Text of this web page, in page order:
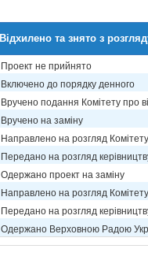
Відхилено та знято з
Проект не прийнято
Включено до порядку денного
Вручено подання Комітету про
Вручено на заміну
Направлено на розгляд Комітету
Передано на розгляд
Одержано проект на заміну
Направлено на розгляд Комітету
Передано на розгляд
Одержано Верховною Радою